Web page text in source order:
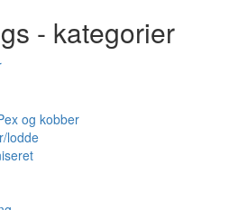
- kategorier
og kobber
lodde